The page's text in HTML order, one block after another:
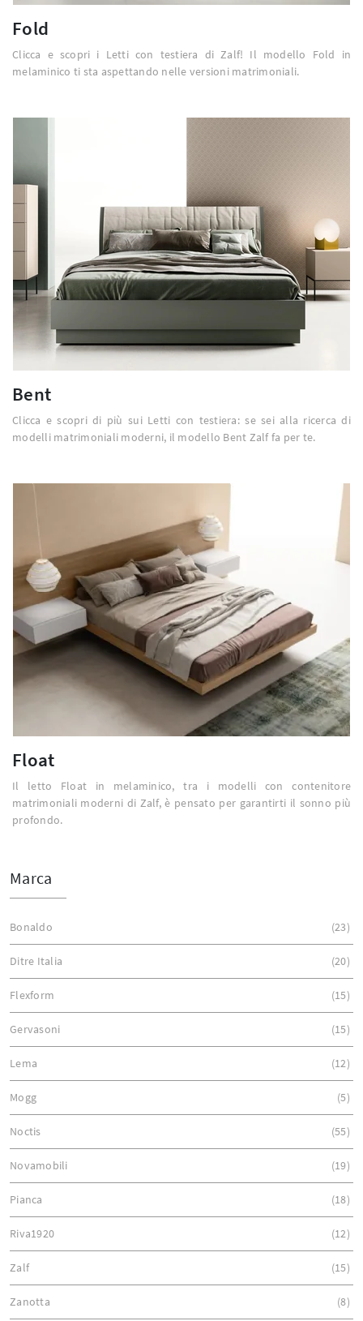
Fold
Clicca e scopri i Letti con testiera di Zalf! Il modello Fold in
melaminico ti sta aspettando nelle versioni matrimoniali.
Bent
Clicca e scopri di più sui Letti con testiera: se sei alla ricerca di
modelli matrimoniali moderni, il modello Bent Zalf fa per te.
Float
Il letto Float in melaminico, tra i modelli con contenitore
matrimoniali moderni di Zalf, è pensato per garantirti il sonno più
profondo.
Marca
Bonaldo 23
Ditre Italia 20
Flexform 15
Gervasoni 15
Lema 12
Mogg 5
Noctis 55
Novamobili 19
Pianca 18
Riva1920 12
Zalf 15
Zanotta 8